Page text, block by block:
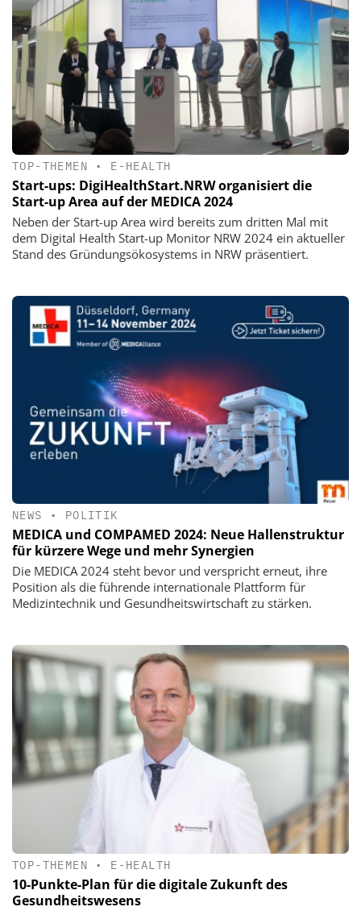
TOP-THEMEN • E-HEALTH
Start-ups: DigiHealthStart.NRW organisiert die
Start-up Area auf der MEDICA 2024
Neben der Start-up Area wird bereits zum dritten Mal mit
dem Digital Health Start-up Monitor NRW 2024 ein aktueller
Stand des Gründungsökosystems in NRW präsentiert.
NEWS • POLITIK
MEDICA und COMPAMED 2024: Neue Hallenstruktur
für kürzere Wege und mehr Synergien
Die MEDICA 2024 steht bevor und verspricht erneut, ihre
Position als die führende internationale Plattform für
Medizintechnik und Gesundheitswirtschaft zu stärken.
TOP-THEMEN • E-HEALTH
10-Punkte-Plan für die digitale Zukunft des
Gesundheitswesens